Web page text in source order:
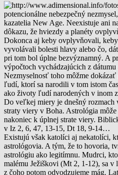
potencionálne nebezpečný
kazatelia New Age. Neexistuje ani
dôkazu, že hviezdy a planéty
Dokonca aj keby ovplyvňovali,
vyvolávali bolesti hlavy alebo čo,
pri tom bol úplne bezvýznamný. A
výpočtoch vychádzajúcich z dátumu
Nezmyselnosť toho môžme
ľudí, ktorí sa narodili v tom istom
ako životy ľudí narodených v inom
Do veľkej miery je dnešný rozmach
straty viery v Boha. Astrológia
nakoniec k úplnej strate viery.
v Iz 2, 6, 47, 13-15, Dt 18, 9-14…
Existujú však katolíci aj nekatolíci,
astrológovia. A tým, že to hovoria,
astrológiu ako legitímnu. Mudrci,
malému Ježiškovi (Mt 2, 1-12), sa v
z čoho potom odvodzujeme mág.